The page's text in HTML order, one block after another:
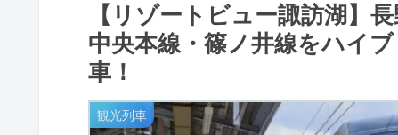
【リゾートビュー諏訪湖】
中央本線・篠ノ井線をハイ
車！
観光列車